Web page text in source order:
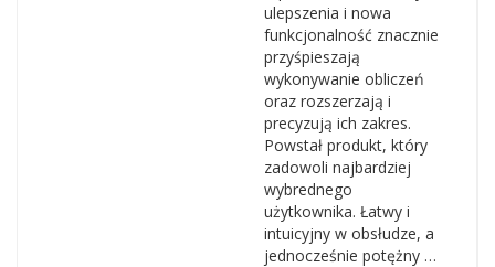
ulepszenia i nowa
funkcjonalność znacznie
przyśpieszają
wykonywanie obliczeń
oraz rozszerzają i
precyzują ich zakres.
Powstał produkt, który
zadowoli najbardziej
wybrednego
użytkownika. Łatwy i
intuicyjny w obsłudze, a
jednocześnie potężny …